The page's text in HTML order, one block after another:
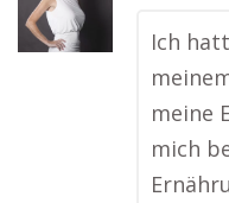
Ich
meine
mich